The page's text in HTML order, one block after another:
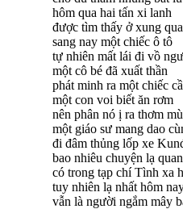
hôm qua hai tấn xi lanh
được tìm thấy ở xung
sang nay một chiếc ô tô
tự nhiên mất lái đi vồ
một cô bé đã xuất thần
phát minh ra một chiếc
một con voi biết ăn rơm
nên phân nó ị ra thơm
một giáo sư mang dao
đi đâm thủng lốp xe
bao nhiêu chuyện lạ
có trong tạp chí Tình xa
tuy nhiên lạ nhất hôm
vẫn là người ngắm mây